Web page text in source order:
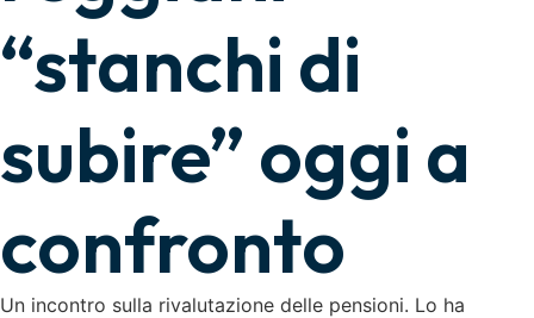
“stanchi di
subire” oggi a
confronto
Un incontro sulla rivalutazione delle pensioni. Lo ha